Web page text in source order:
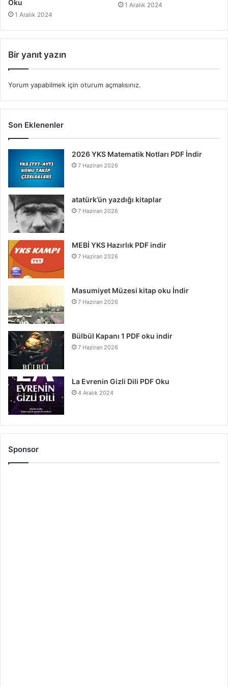
Oku
1 Aralık 2024
1 Aralık 2024
Bir yanıt yazın
Yorum yapabilmek için oturum açmalısınız.
Son Eklenenler
2026 YKS Matematik Notları PDF İndir
7 Haziran 2026
atatürk’ün yazdığı kitaplar
7 Haziran 2026
MEBİ YKS Hazırlık PDF indir
7 Haziran 2026
Masumiyet Müzesi kitap oku İndir
7 Haziran 2026
Bülbül Kapanı 1 PDF oku indir
7 Haziran 2026
La Evrenin Gizli Dili PDF Oku
4 Aralık 2024
Sponsor